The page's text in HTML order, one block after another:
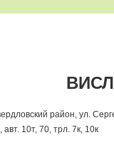
район, ул.
10т, 70, трл. 7к, 10к